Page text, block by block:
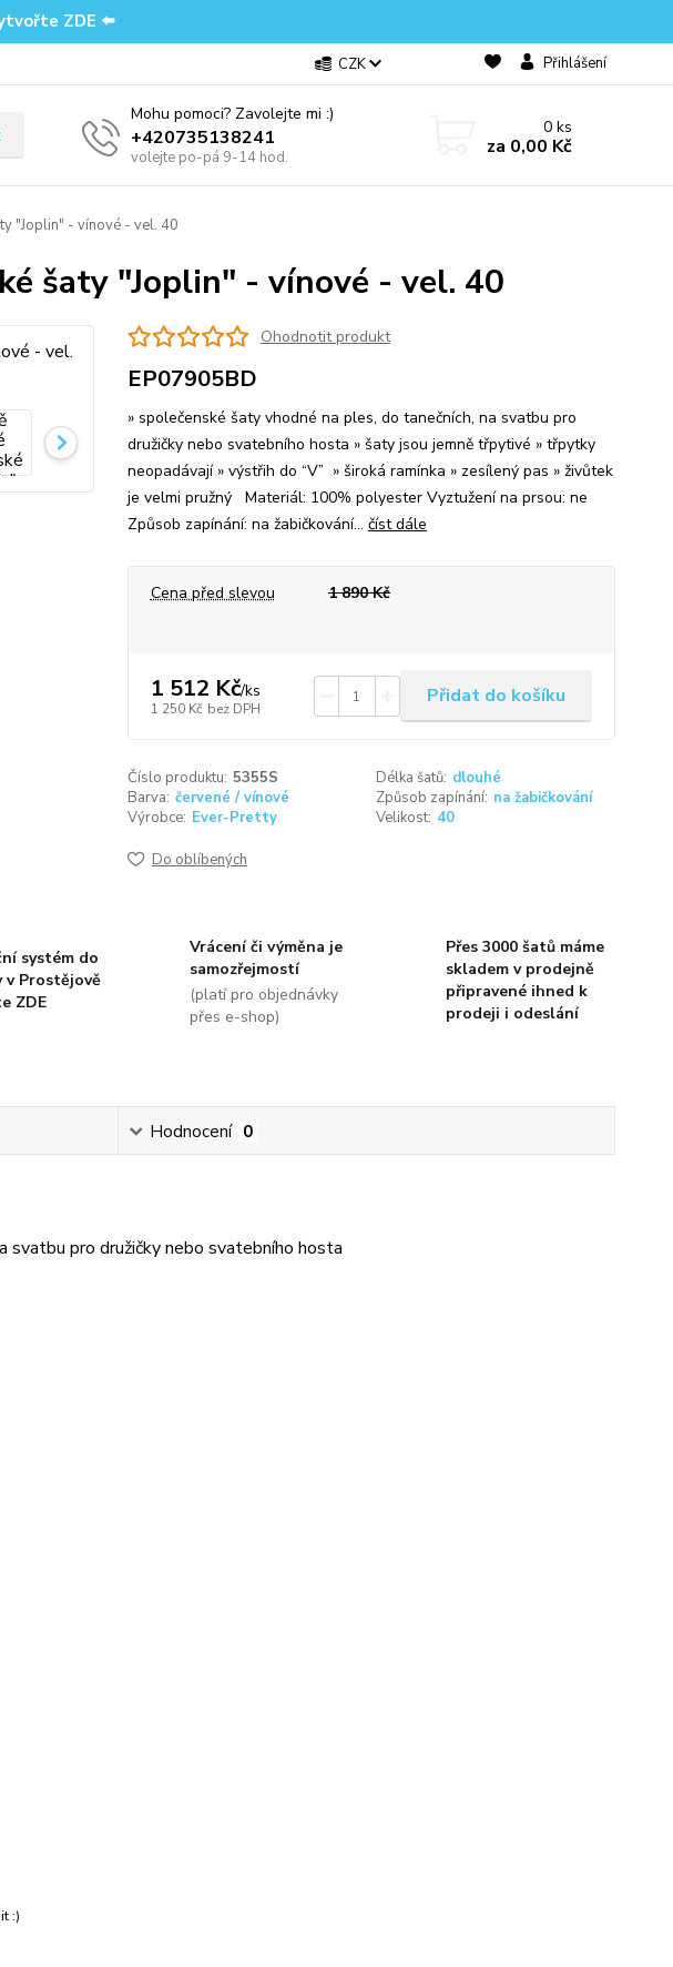
ZDE ⬅️
CZK Přihlášení
Mohu pomoci? Zavolejte mi :)
‭+420735138241
volejte po-pá 9-14 hod.
0ks
za 0,00 Kč
"Joplin" - vínové - vel. 40
šaty "Joplin" - vínové - vel. 40
Ohodnotit produkt
EP07905BD
» společenské šaty vhodné na ples, do tanečních, na svatbu pro
družičky nebo svatebního hosta » šaty jsou jemně třpytivé » třpytky
neopadávají » výstřih do “V” » široká ramínka » zesílený pas » živůtek
je velmi pružný Materiál: 100% polyester Vyztužení na prsou: ne
Způsob zapínání: na žabičkování... číst dále
Cena před slevou 1 890 Kč
1 512 Kč/ks
1 250 Kč bez DPH
Přidat do košíku
Číslo produktu: 5355S Délka šatů: dlouhé
Barva: červené / vínové Způsob zapínání: na žabičkování
Výrobce: Ever-Pretty Velikost: 40
Do oblíbených
systém do
v Prostějově
ZDE
Vrácení či výměna je
samozřejmostí
(platí pro objednávky
přes e-shop)
Přes 3000 šatů máme
skladem v prodejně
připravené ihned k
prodeji i odeslání
Hodnocení 0
svatbu pro družičky nebo svatebního hosta
:)